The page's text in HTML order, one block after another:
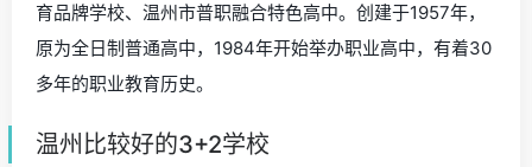
育品牌学校、温州市普职融合特色高中。创建于1957年，
原为全日制普通高中，1984年开始举办职业高中，有着30
多年的职业教育历史。
温州比较好的3+2学校